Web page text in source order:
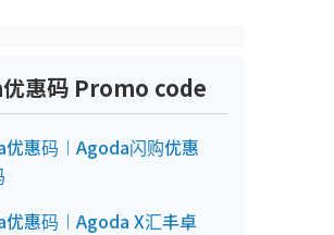
惠码 Promo code
惠码︱Agoda闪购优惠
惠码︱Agoda X汇丰卓